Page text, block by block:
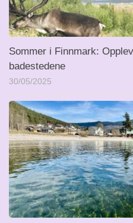
Sommer i Finnmark:
badestedene
30/05/2025